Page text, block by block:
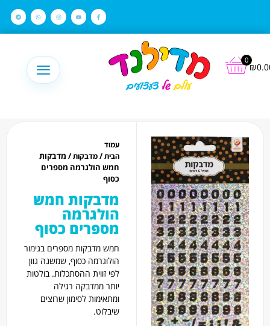
₪
0
עמוד
הבית/מדבקות/ מדבקות
חמש הולגרמה מספרים
כסוף
מדבקות חמש
הולגרמה
מספרים כסוף
חמש מדבקות מספרים בגימור
הולוגרמה כסוף, שמשנה גוון
לפי זווית ההסתכלות. בולטות
יותר ממדבקה רגילה
ומתאימות לסימון שרוצים
שיבלוט.